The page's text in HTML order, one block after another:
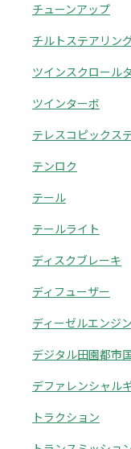
チューンアップ
チルトステアリン
ツインスクロール
ツインターボ
テレスコピックス
テンロク
テール
テールライト
ディスクブレーキ
ディフューザー
ディーゼルエンジン
デジタル田園都市
デファレンシャル
トラクション